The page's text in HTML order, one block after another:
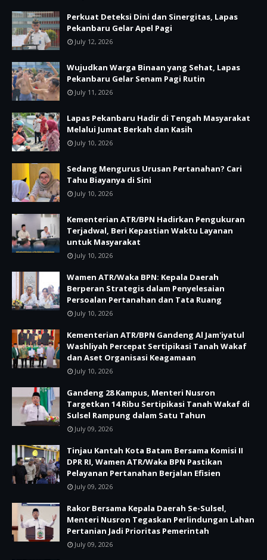
Perkuat Deteksi Dini dan Sinergitas, Lapas
Pekanbaru Gelar Apel Pagi
July 12, 2026
Wujudkan Warga Binaan yang Sehat, Lapas
Pekanbaru Gelar Senam Pagi Rutin
July 11, 2026
Lapas Pekanbaru Hadir di Tengah Masyarakat
Melalui Jumat Berkah dan Kasih
July 10, 2026
Sedang Mengurus Urusan Pertanahan? Cari
Tahu Biayanya di Sini
July 10, 2026
Kementerian ATR/BPN Hadirkan Pengukuran
Terjadwal, Beri Kepastian Waktu Layanan
untuk Masyarakat
July 10, 2026
Wamen ATR/Waka BPN: Kepala Daerah
Berperan Strategis dalam Penyelesaian
Persoalan Pertanahan dan Tata Ruang
July 10, 2026
Kementerian ATR/BPN Gandeng Al Jam'iyatul
Washliyah Percepat Sertipikasi Tanah Wakaf
dan Aset Organisasi Keagamaan
July 10, 2026
Gandeng 28 Kampus, Menteri Nusron
Targetkan 14 Ribu Sertipikasi Tanah Wakaf di
Sulsel Rampung dalam Satu Tahun
July 09, 2026
Tinjau Kantah Kota Batam Bersama Komisi II
DPR RI, Wamen ATR/Waka BPN Pastikan
Pelayanan Pertanahan Berjalan Efisien
July 09, 2026
Rakor Bersama Kepala Daerah Se-Sulsel,
Menteri Nusron Tegaskan Perlindungan Lahan
Pertanian Jadi Prioritas Pemerintah
July 09, 2026